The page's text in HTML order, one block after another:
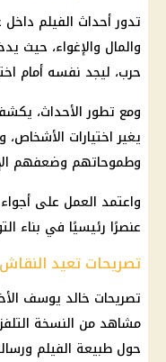
تدور أحداث الفيلم
والمال والإغواء، حيث
حرب، ليجد نفسه أمام
ومع تطور الأحداث،
يغير اختيارات
وطموحاتهم وضعفهم
واعتمد العمل على
عنصرًا رئيسيًا في بناء
تصريحات تعيد
تصريحات خالد يوسف
مشاهد من النسخة
حول طبيعة الفيلم